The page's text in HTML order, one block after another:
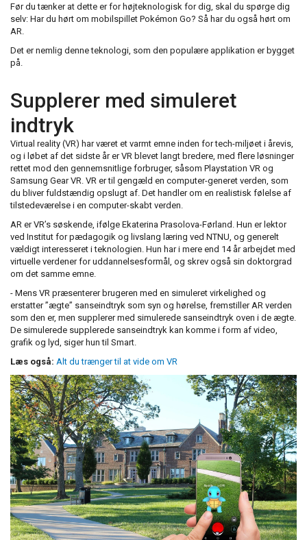
Før du tænker at dette er for højteknologisk for dig, skal du spørge dig
selv: Har du hørt om mobilspillet Pokémon Go? Så har du også hørt om
AR.
Det er nemlig denne teknologi, som den populære applikation er bygget
på.
Supplerer med simuleret
indtryk
Virtual reality (VR) har været et varmt emne inden for tech-miljøet i årevis,
og i løbet af det sidste år er VR blevet langt bredere, med flere løsninger
rettet mod den gennemsnitlige forbruger, såsom Playstation VR og
Samsung Gear VR. VR er til gengæld en computer-generet verden, som
du bliver fuldstændig opslugt af. Det handler om en realistisk følelse af
tilstedeværelse i en computer-skabt verden.
AR er VR’s søskende, ifølge Ekaterina Prasolova-Førland. Hun er lektor
ved Institut for pædagogik og livslang læring ved NTNU, og generelt
vældigt interesseret i teknologien. Hun har i mere end 14 år arbejdet med
virtuelle verdener for uddannelsesformål, og skrev også sin doktorgrad
om det samme emne.
- Mens VR præsenterer brugeren med en simuleret virkelighed og
erstatter ”ægte” sanseindtryk som syn og hørelse, fremstiller AR verden
som den er, men supplerer med simulerede sanseindtryk oven i de ægte.
De simulerede supplerede sanseindtryk kan komme i form af video,
grafik og lyd, siger hun til Smart.
Læs også: Alt du trænger til at vide om VR